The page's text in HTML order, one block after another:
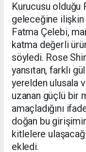
Kurucusu olduğu
geleceğine
Fatma Çelebi,
katma değerli
söyledi. Rose
yansıtan, farklı
yerelden ulusala
uzanan güçlü bir
amaçladığını
doğan bu
kitlelere
ekledi.